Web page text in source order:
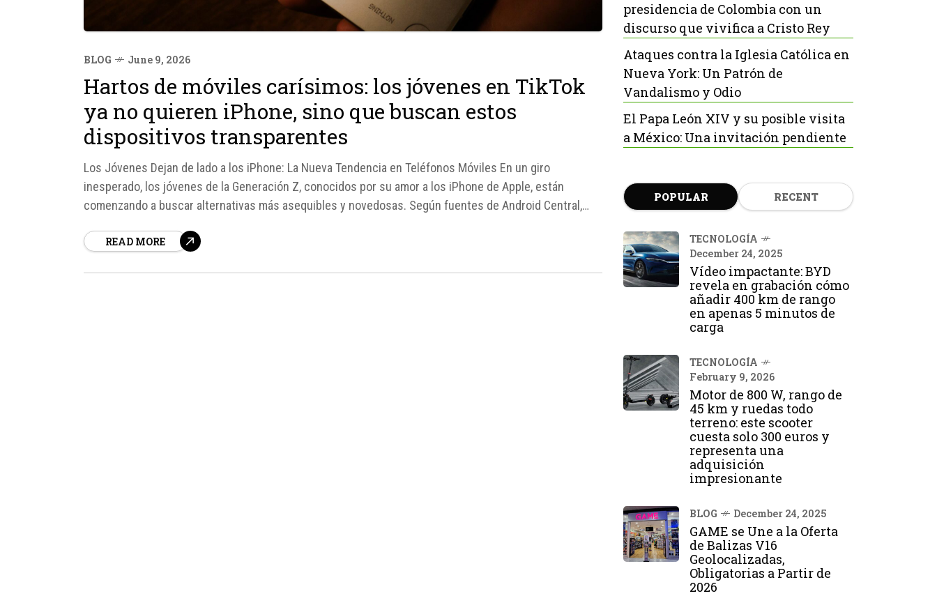
BLOG June 9, 2026
Hartos de móviles carísimos: los jóvenes en TikTok
ya no quieren iPhone, sino que buscan estos
dispositivos transparentes
Los Jóvenes Dejan de lado a los iPhone: La Nueva Tendencia en Teléfonos Móviles En un giro
inesperado, los jóvenes de la Generación Z, conocidos por su amor a los iPhone de Apple, están
comenzando a buscar alternativas más asequibles y novedosas. Según fuentes de Android Central,
READ MORE
presidencia de Colombia con un
discurso que vivifica a Cristo Rey
Ataques contra la Iglesia Católica en
Nueva York: Un Patrón de
Vandalismo y Odio
El Papa León XIV y su posible visita
a México: Una invitación pendiente
POPULAR RECENT
TECNOLOGÍA
December 24, 2025
Vídeo impactante: BYD
revela en grabación cómo
añadir 400 km de rango
en apenas 5 minutos de
carga
TECNOLOGÍA
February 9, 2026
Motor de 800 W, rango de
45 km y ruedas todo
terreno: este scooter
cuesta solo 300 euros y
representa una
adquisición
impresionante
BLOG December 24, 2025
GAME se Une a la Oferta
de Balizas V16
Geolocalizadas,
Obligatorias a Partir de
2026